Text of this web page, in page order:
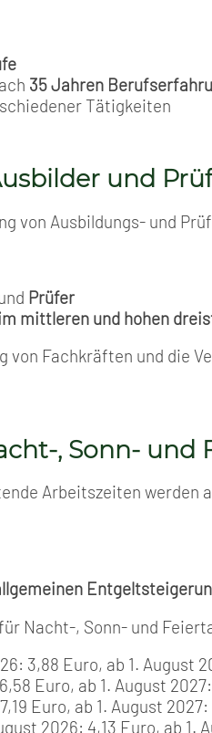
35 Jahren
Tätigkeiten
und
von Ausbildungs- und
Prüfer
mittleren und hohen
von Fachkräften und die
, Sonn- und
Arbeitszeiten werden
Nacht-, Sonn- und
3,88 Euro, ab 1. August
Euro, ab 1. August
Euro, ab 1. August 2027:
2026: 4,13 Euro, ab 1.